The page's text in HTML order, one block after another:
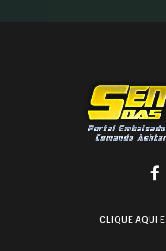
CLIQUE AQUI